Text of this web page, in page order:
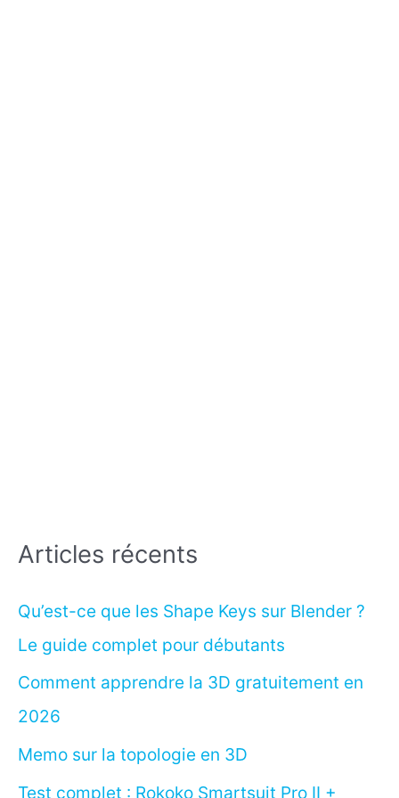
Articles récents
Qu’est-ce que les Shape Keys sur Blender ?
Le guide complet pour débutants
Comment apprendre la 3D gratuitement en
2026
Memo sur la topologie en 3D
Test complet : Rokoko Smartsuit Pro II +